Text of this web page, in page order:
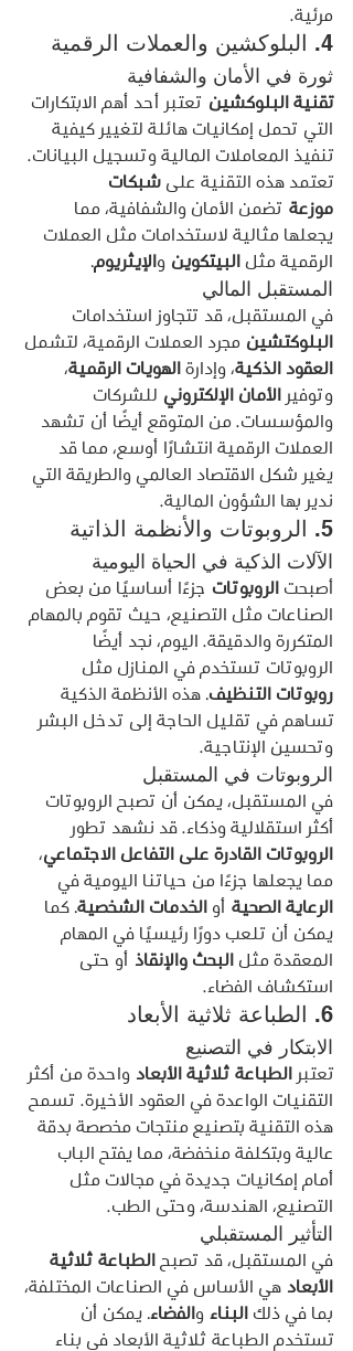
مرئية.
4. البلوكشين والعملات الرقمية
ثورة في الأمان والشفافية
تقنية البلوكشين تعتبر أحد أهم الابتكارات
التي تحمل إمكانيات هائلة لتغيير كيفية
تنفيذ المعاملات المالية وتسجيل البيانات.
تعتمد هذه التقنية على شبكات
موزعة تضمن الأمان والشفافية، مما
يجعلها مثالية لاستخدامات مثل العملات
الرقمية مثل البيتكوين والإيثريوم.
المستقبل المالي
في المستقبل، قد تتجاوز استخدامات
البلوكتشين مجرد العملات الرقمية، لتشمل
العقود الذكية، وإدارة الهويات الرقمية،
وتوفير الأمان الإلكتروني للشركات
والمؤسسات. من المتوقع أيضًا أن تشهد
العملات الرقمية انتشارًا أوسع، مما قد
يغير شكل الاقتصاد العالمي والطريقة التي
ندير بها الشؤون المالية.
5. الروبوتات والأنظمة الذاتية
الآلات الذكية في الحياة اليومية
أصبحت الروبوتات جزءًا أساسيًا من بعض
الصناعات مثل التصنيع، حيث تقوم بالمهام
المتكررة والدقيقة. اليوم، نجد أيضًا
الروبوتات تستخدم في المنازل مثل
روبوتات التنظيف. هذه الأنظمة الذكية
تساهم في تقليل الحاجة إلى تدخل البشر
وتحسين الإنتاجية.
الروبوتات في المستقبل
في المستقبل، يمكن أن تصبح الروبوتات
أكثر استقلالية وذكاء. قد نشهد تطور
الروبوتات القادرة على التفاعل الاجتماعي،
مما يجعلها جزءًا من حياتنا اليومية في
الرعاية الصحية أو الخدمات الشخصية. كما
يمكن أن تلعب دورًا رئيسيًا في المهام
المعقدة مثل البحث والإنقاذ أو حتى
استكشاف الفضاء.
6. الطباعة ثلاثية الأبعاد
الابتكار في التصنيع
تعتبر الطباعة ثلاثية الأبعاد واحدة من أكثر
التقنيات الواعدة في العقود الأخيرة. تسمح
هذه التقنية بتصنيع منتجات مخصصة بدقة
عالية وبتكلفة منخفضة، مما يفتح الباب
أمام إمكانيات جديدة في مجالات مثل
التصنيع، الهندسة، وحتى الطب.
التأثير المستقبلي
في المستقبل، قد تصبح الطباعة ثلاثية
الأبعاد هي الأساس في الصناعات المختلفة،
بما في ذلك البناء والفضاء. يمكن أن
تستخدم الطباعة ثلاثية الأبعاد في بناء